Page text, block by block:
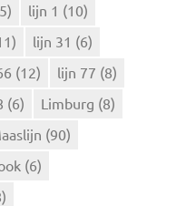
lijn 1 (10)
lijn 31 (6)
(12) lijn 77 (8)
(6) Limburg (8)
(90)
(6)